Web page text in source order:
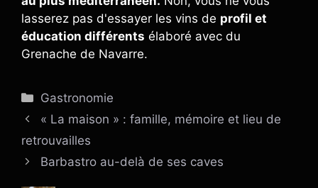
lasserez pas d'essayer les vins de profil et
éducation différents élaboré avec du
Grenache de Navarre.
Catégories
Gastronomie
« La maison » : famille, mémoire et lieu de
retrouvailles
Barbastro au-delà de ses caves